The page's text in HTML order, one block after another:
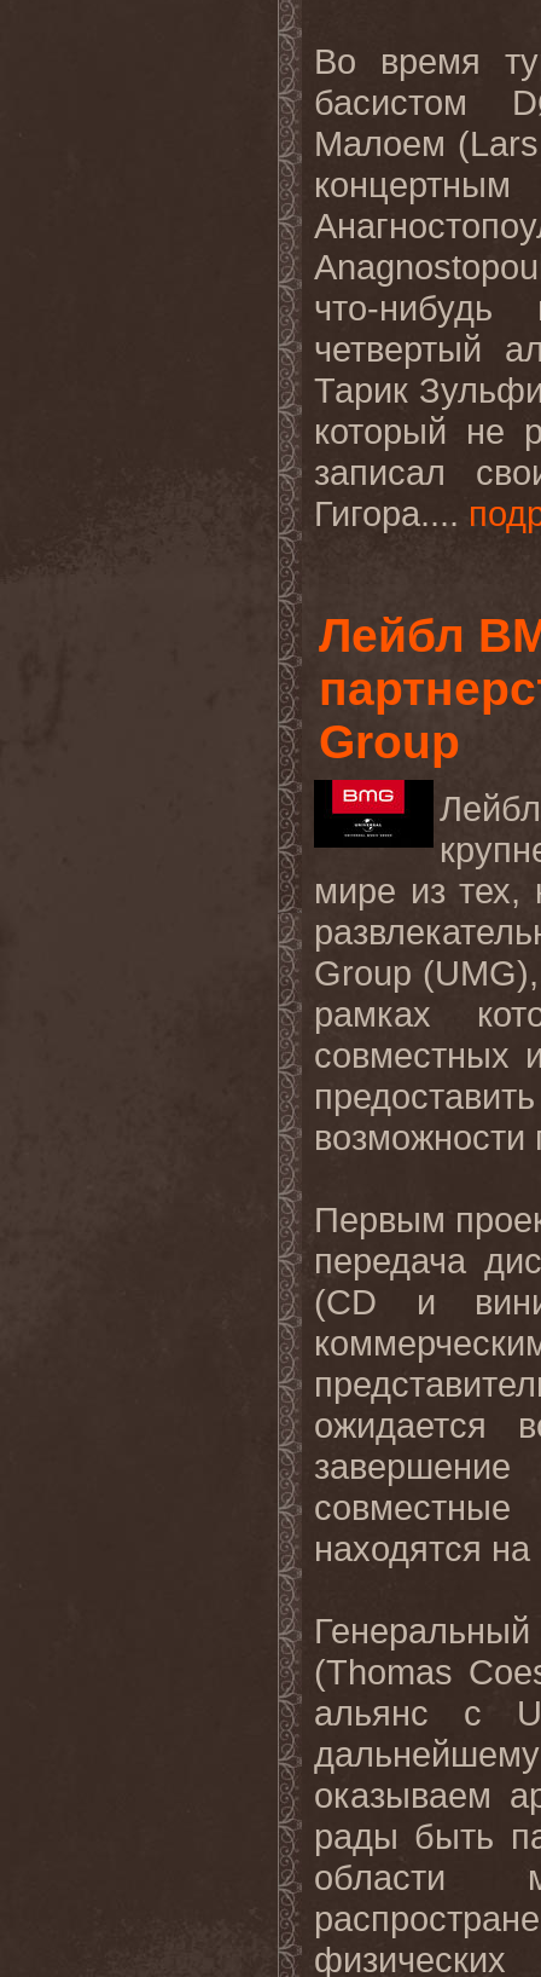
Во время
басистом
Малоем
концертным
что-
четвертый
Тарик
который не
записал
Гигора....
Лейбл
Group
мире из тех,
Group (UMG
рамках
совместных
возможности
Первым
передача
(CD
и
ожидается
завершение
находятся
(Thomas
альянс с
оказываем
рады быть
области